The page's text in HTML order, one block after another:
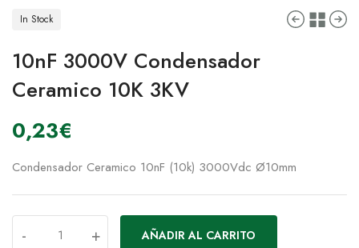
In Stock
10nF 3000V Condensador
Ceramico 10K 3KV
0,23€
Condensador Ceramico 10nF (10k) 3000Vdc Ø10mm
- + AÑADIR AL CARRITO